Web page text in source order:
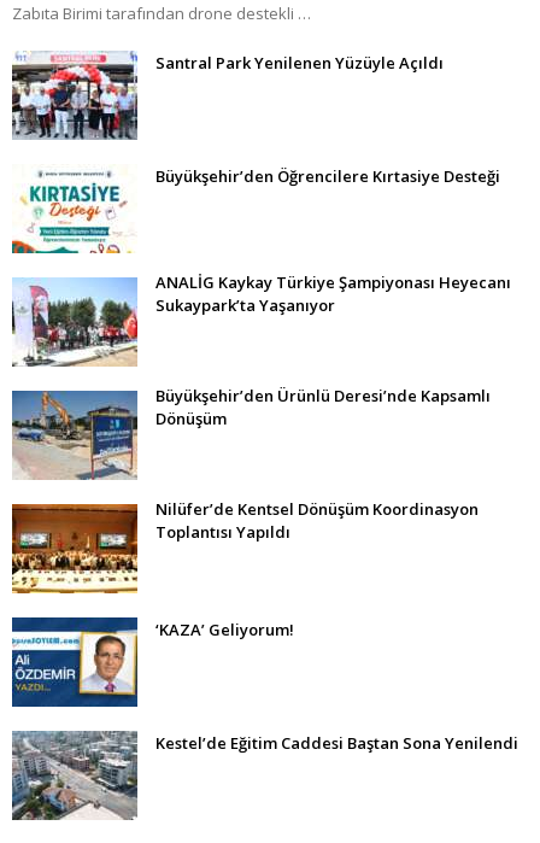
Zabıta Birimi tarafından drone destekli …
Santral Park Yenilenen Yüzüyle Açıldı
Büyükşehir’den Öğrencilere Kırtasiye Desteği
ANALİG Kaykay Türkiye Şampiyonası Heyecanı
Sukaypark’ta Yaşanıyor
Büyükşehir’den Ürünlü Deresi’nde Kapsamlı
Dönüşüm
Nilüfer’de Kentsel Dönüşüm Koordinasyon
Toplantısı Yapıldı
‘KAZA’ Geliyorum!
Kestel’de Eğitim Caddesi Baştan Sona Yenilendi